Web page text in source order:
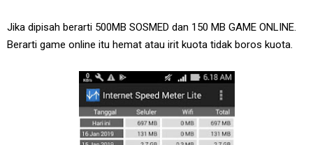
Jika dipisah berarti 500MB SOSMED dan 150 MB GAME ONLINE.
Berarti game online itu hemat atau irit kuota tidak boros kuota.